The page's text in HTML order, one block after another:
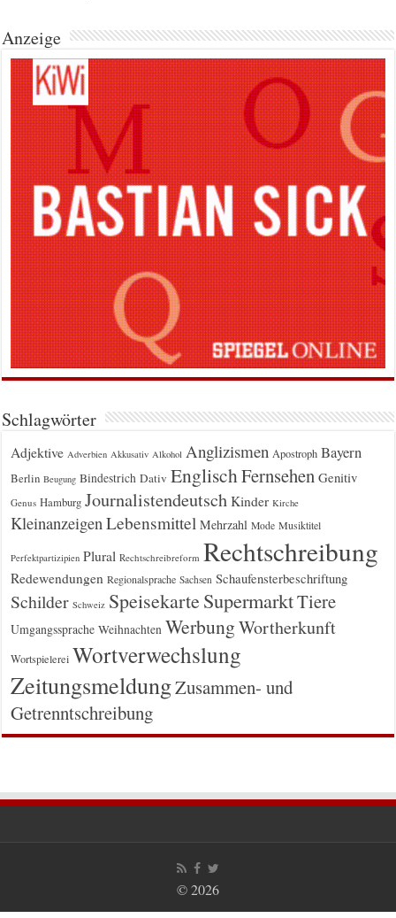
Anzeige
Schlagwörter
Adjektive Adverbien Akkusativ Alkohol Anglizismen Apostroph Bayern
Berlin Beugung Bindestrich Dativ EnglischFernsehen Genitiv
Genus Hamburg Journalistendeutsch Kinder Kirche
Kleinanzeigen Lebensmittel Mehrzahl Mode Musiktitel
Perfektpartizipien Plural Rechtschreibreform Rechtschreibung
Redewendungen Regionalsprache Sachsen Schaufensterbeschriftung
Schilder Schweiz Speisekarte SupermarktTiere
Umgangssprache Weihnachten WerbungWortherkunft
Wortspielerei Wortverwechslung
ZeitungsmeldungZusammen- und
Getrenntschreibung
© 2026